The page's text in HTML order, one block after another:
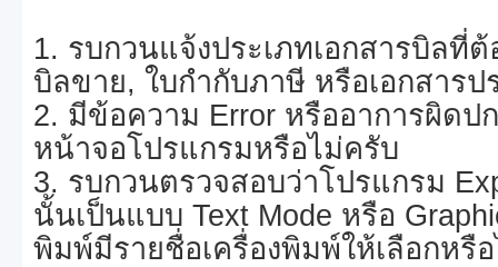
1. รบกวนแจ้งประเภทเอกสารบิลที่
บิลขาย, ใบกำกับภาษี หรือเอกสารป
2. มีข้อความ Error หรืออาการผิด
หน้าจอโปรแกรมหรือไม่ครับ
3. รบกวนตรวจสอบว่าโปรแกรม
นั้นเป็นแบบ Text Mode หรือ
พิมพ์มีรายชื่อเครื่องพิมพ์ให้เลือกหรื